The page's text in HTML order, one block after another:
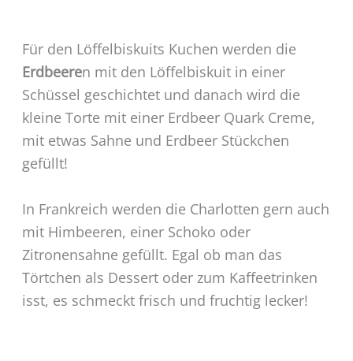
Für den Löffelbiskuits Kuchen werden die
Erdbeeren mit den Löffelbiskuit in einer
Schüssel geschichtet und danach wird die
kleine Torte mit einer Erdbeer Quark Creme,
mit etwas Sahne und Erdbeer Stückchen
gefüllt!
In Frankreich werden die Charlotten gern auch
mit Himbeeren, einer Schoko oder
Zitronensahne gefüllt. Egal ob man das
Törtchen als Dessert oder zum Kaffeetrinken
isst, es schmeckt frisch und fruchtig lecker!